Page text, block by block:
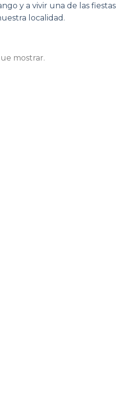
y a vivir una de las fiestas
localidad.
mostrar.